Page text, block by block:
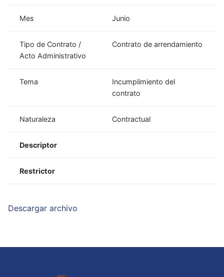
Mes Junio
Tipo de Contrato /
Acto Administrativo
Contrato de arrendamiento
Tema
Incumplimiento del
contrato
Naturaleza Contractual
Descriptor
Restrictor
Descargar archivo